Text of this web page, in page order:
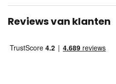
Reviews van klanten